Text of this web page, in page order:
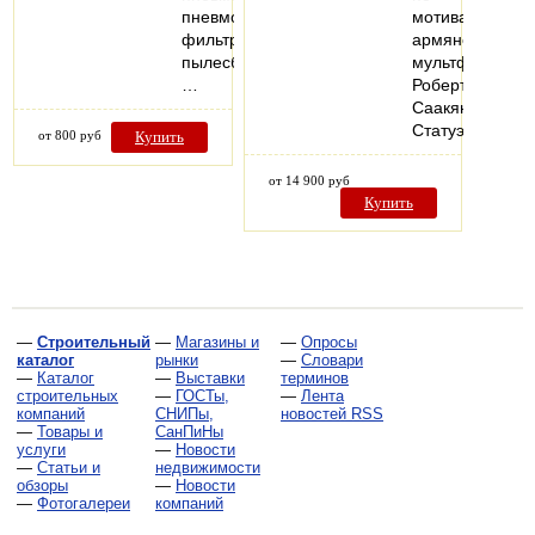
пневморозетки,
фильтры,
пылесборники,
от 800 руб Купить
мотивам
армянского
мультфильма
Роберта
Саакянца.
Статуэтка…
от 14 900 руб
Купить
— Строительный
каталог
— Каталог
строительных
компаний
— Товары и
услуги
— Статьи и
обзоры
— Фотогалереи
— Магазины и
рынки
— Выставки
— ГОСТы,
СНИПы,
СанПиНы
— Новости
недвижимости
— Новости
компаний
— Опросы
— Словари
терминов
— Лента
новостей RSS